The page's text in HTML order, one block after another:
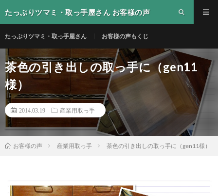
たっぷりツマミ・取っ手屋さん お客様の声
たっぷりツマミ・取っ手屋さん お客様の声もくじ
茶色の引き出しの取っ手に（gen11
様）
2014.03.19 産業用取っ手
お客様の声 産業用取っ手 茶色の引き出しの取っ手に（gen11様）